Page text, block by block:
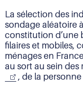
La sélection des
sondage aléatoire
constitution d’une
filaires et mobiles,
ménages en
au sort au sein des
, de la